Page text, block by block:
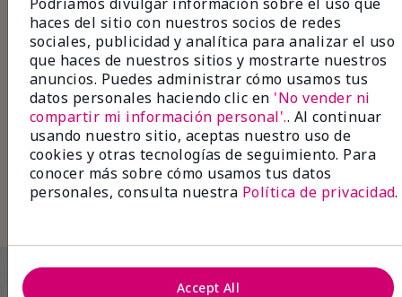
Aplica capas de sombrasen tonos neutros
para lograr un acabado suave y natural.
Combínalo conrímelpara dar volumen o
alargar tus pestañas para que luzcan más
largas y tupidas.
Rellena las zonas menos pobladas con
delineador de cejasy fija con un gel para
cejascon color para lograr unas cejas
espectaculares.
Termina conbrillo labialen un tono natural
para un look refinado y sin esfuerzo.
haces del sitio con nuestros socios de redes
sociales, publicidad y analítica para analizar el uso
que haces de nuestros sitios y mostrarte nuestros
anuncios. Puedes administrar cómo usamos tus
datos personales haciendo clic en 'No vender ni
compartir mi información personal'.. Al continuar
usando nuestro sitio, aceptas nuestro uso de
cookies y otras tecnologías de seguimiento. Para
conocer más sobre cómo usamos tus datos
personales, consulta nuestra Política de privacidad.
Accept All